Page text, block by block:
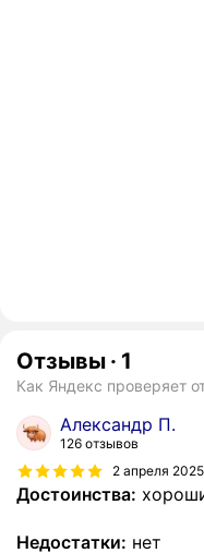
Отзывы · 1
Как Яндекс проверяет
Александр П.
126 отзывов
2 апреля 2025
Достоинства:
Недостатки: нет